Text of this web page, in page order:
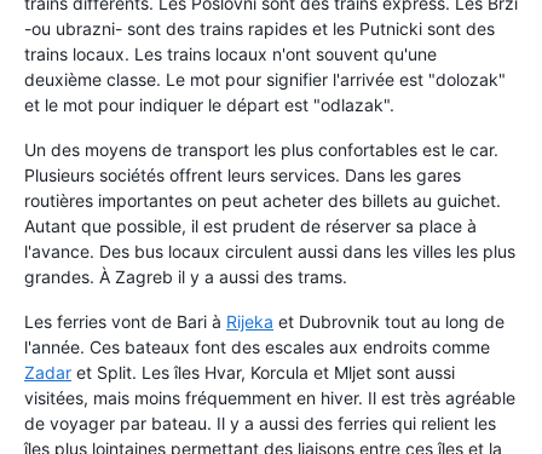
-ou ubrazni- sont des trains rapides et les Putnicki sont des
trains locaux. Les trains locaux n'ont souvent qu'une
deuxième classe. Le mot pour signifier l'arrivée est "dolozak"
et le mot pour indiquer le départ est "odlazak".
Un des moyens de transport les plus confortables est le car.
Plusieurs sociétés offrent leurs services. Dans les gares
routières importantes on peut acheter des billets au guichet.
Autant que possible, il est prudent de réserver sa place à
l'avance. Des bus locaux circulent aussi dans les villes les plus
grandes. À Zagreb il y a aussi des trams.
Les ferries vont de Bari à Rijeka et Dubrovnik tout au long de
l'année. Ces bateaux font des escales aux endroits comme
Zadar et Split. Les îles Hvar, Korcula et Mljet sont aussi
visitées, mais moins fréquemment en hiver. Il est très agréable
de voyager par bateau. Il y a aussi des ferries qui relient les
îles plus lointaines permettant des liaisons entre ces îles et la